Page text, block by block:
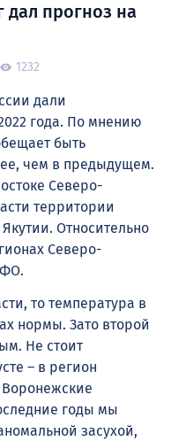
прогноз на
1232
дали
года. По мнению
быть
чем в предыдущем.
Северо-
территории
Относительно
Северо-
то температура в
нормы. Зато второй
Не стоит
– в регион
годы мы
засухой,